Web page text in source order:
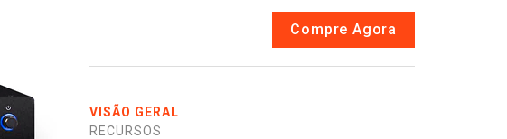
Compre Agora
VISÃO GERAL
RECURSOS